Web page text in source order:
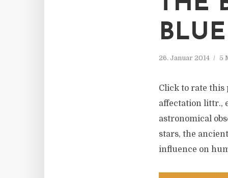
26. Januar 2014 5
Click to rate this
affectation littr.,
astronomical
stars, the
influence on